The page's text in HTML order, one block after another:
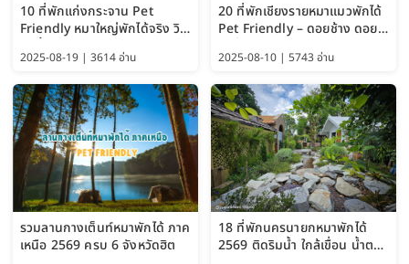
10 ที่พักแก่งกระจาน Pet
Friendly หมาใหญ่พักได้จริง วิว
2025-08-19 | 3614 อ่าน
20 ที่พักเชียงรายหมาแมวพักได้
Pet Friendly – ดอยช้าง ดอย
2025-08-10 | 5743 อ่าน
รวมลานกางเต็นท์หมาพักได้ ภาค
เหนือ 2569 ครบ 6 จังหวัดฮิต
18 ที่พักนครนายกหมาพักได้
2569 ติดริมน้ำ ใกล้เขื่อน น้ำตก